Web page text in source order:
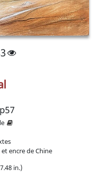
encre de Chine
in.)